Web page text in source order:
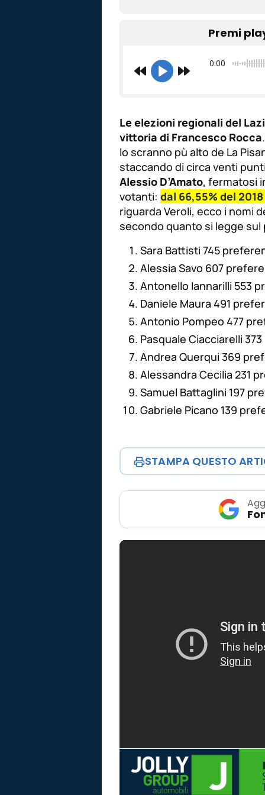
Premi
0:00
Le elezioni regionali del
vittoria di Francesco Rocca
lo scranno pù alto de La
staccando di circa venti
Alessio D’Amato, fermatosi
votanti: dal 66,55% del
riguarda Veroli, ecco i nomi
secondo quanto si legge sul
Sara Battisti 745
Alessia Savo 607
Antonello Iannarilli 553
Daniele Maura 491
Antonio Pompeo 477
Pasquale Ciacciarelli
Andrea Querqui 369
Alessandra Cecilia 231
Samuel Battaglini 197
Gabriele Picano 139
STAMPA QUESTO